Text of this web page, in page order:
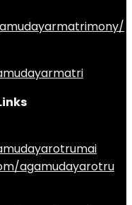
agamudayarotru